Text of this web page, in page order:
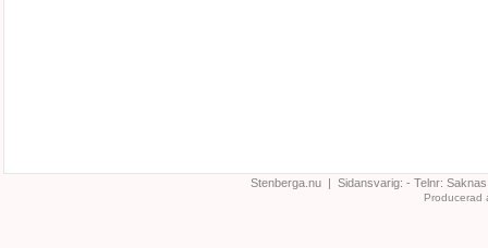
Stenberga.nu | Sidansvarig: - Telnr: Saknas
Producerad